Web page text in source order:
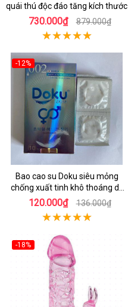
quái thú độc đáo tăng kích thước
730.000₫ 879.000₫
-12%
Bao cao su Doku siêu mỏng
chống xuất tinh khô thoáng dễ
chịu
120.000₫ 136.000₫
-18%